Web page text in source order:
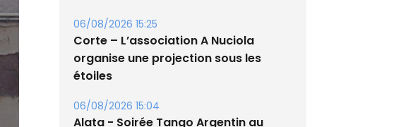
Cruculi le 11 août
06/08/2026 15:25
Corte – L’association A Nuciola
étoiles